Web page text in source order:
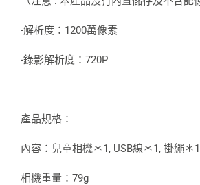
-解析度：1200萬像素
-錄影解析度：720P
產品規格：
內容：兒童相機＊1, USB線＊1, 掛繩＊
相機重量：79g